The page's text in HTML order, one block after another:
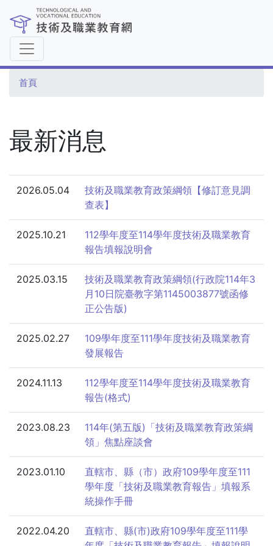
容
首頁
最新消息
2026.05.04
技術及職業教育政策綱領【修訂意見調
查表】
2025.10.21
112學年度至114學年度技術及職業教育
報告填報說明會
2025.03.15
技術及職業教育政策綱領(行政院114年3
月10日院臺教字第1145003877號函修
正公告版)
2025.02.27
109學年度至111學年度技術及職業教育
發展報告
2024.11.13
112學年度至114學年度技術及職業教育
報告(格式)
2023.08.23
114年(第五版)「技術及職業教育政策綱
領」焦點座談會
2023.01.10
直轄市、縣（市）政府109學年度至111
學年度「技術及職業教育報告」填報系
統操作手冊
2022.04.20
直轄市、縣(市)政府109學年度至111學